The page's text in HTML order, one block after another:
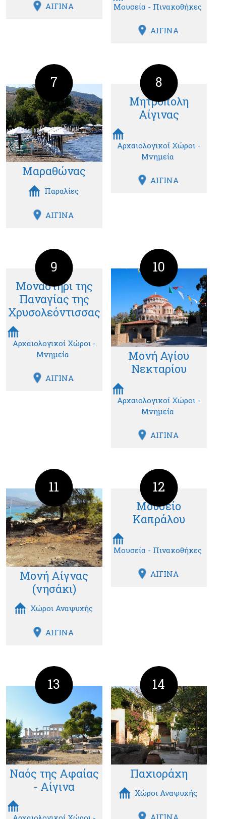
ΑΙΓΙΝΑ Μουσεία - Πινακοθήκες
ΑΙΓΙΝΑ
7
Μαραθώνας
Παραλίες
ΑΙΓΙΝΑ
8
Μητρόπολη
Αίγινας
Αρχαιολογικοί Χώροι -
Μνημεία
ΑΙΓΙΝΑ
9
Μοναστήρι της
Παναγίας της
Χρυσολεόντισσας
Αρχαιολογικοί Χώροι -
Μνημεία
ΑΙΓΙΝΑ
10
Μονή Αγίου
Νεκταρίου
Αρχαιολογικοί Χώροι -
Μνημεία
ΑΙΓΙΝΑ
11
Μονή Αίγνας
(νησάκι)
Χώροι Αναψυχής
ΑΙΓΙΝΑ
12
Μουσείο
Καπράλου
Μουσεία - Πινακοθήκες
ΑΙΓΙΝΑ
13
Ναός της Αφαίας
- Αίγινα
14
Παχιοράχη
Χώροι Αναψυχής